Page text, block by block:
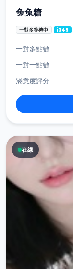
兔兔糖
一對多等待中 i349
一對多點數
一對一點數
滿意度評分
在線